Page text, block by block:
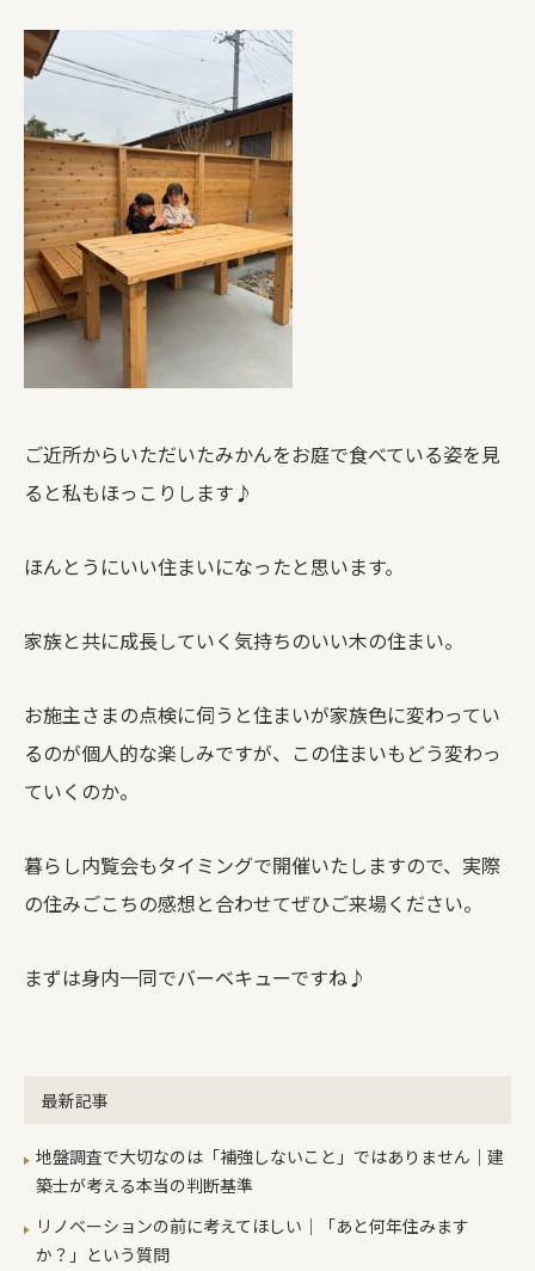
ご近所からいただいたみかんをお庭で食べている姿を見
ると私もほっこりします♪
ほんとうにいい住まいになったと思います。
家族と共に成長していく気持ちのいい木の住まい。
お施主さまの点検に伺うと住まいが家族色に変わってい
るのが個人的な楽しみですが、この住まいもどう変わっ
ていくのか。
暮らし内覧会もタイミングで開催いたしますので、実際
の住みごこちの感想と合わせてぜひご来場ください。
まずは身内一同でバーベキューですね♪
最新記事
地盤調査で大切なのは「補強しないこと」ではありません｜建
築士が考える本当の判断基準
リノベーションの前に考えてほしい｜「あと何年住みます
か？」という質問